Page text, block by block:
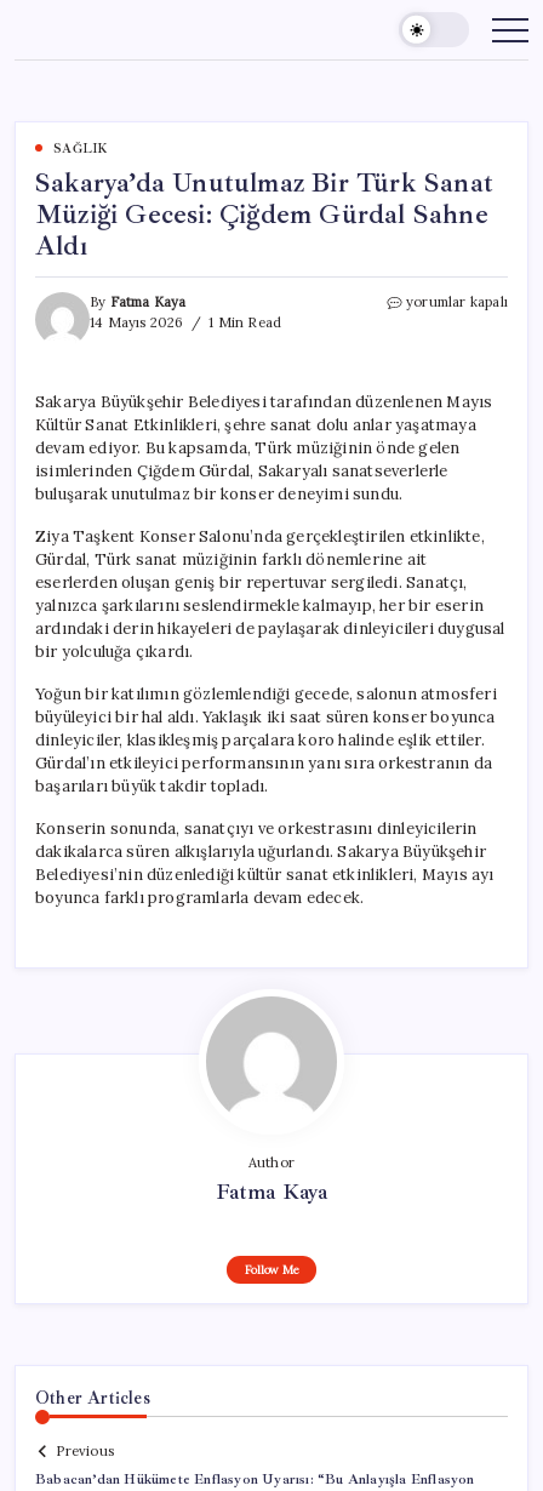
content
SAĞLIK
Sakarya’da Unutulmaz Bir Türk Sanat
Müziği Gecesi: Çiğdem Gürdal Sahne
Aldı
By Fatma Kaya
14 Mayıs 2026
1 Min Read
Sakarya’da
Müziği
Gecesi:
Çiğdem
Gürdal
için
yorumlar kapalı
Sakarya Büyükşehir Belediyesi tarafından düzenlenen Mayıs
Kültür Sanat Etkinlikleri, şehre sanat dolu anlar yaşatmaya
devam ediyor. Bu kapsamda, Türk müziğinin önde gelen
isimlerinden Çiğdem Gürdal, Sakaryalı sanatseverlerle
buluşarak unutulmaz bir konser deneyimi sundu.
Ziya Taşkent Konser Salonu’nda gerçekleştirilen etkinlikte,
Gürdal, Türk sanat müziğinin farklı dönemlerine ait
eserlerden oluşan geniş bir repertuvar sergiledi. Sanatçı,
yalnızca şarkılarını seslendirmekle kalmayıp, her bir eserin
ardındaki derin hikayeleri de paylaşarak dinleyicileri duygusal
bir yolculuğa çıkardı.
Yoğun bir katılımın gözlemlendiği gecede, salonun atmosferi
büyüleyici bir hal aldı. Yaklaşık iki saat süren konser boyunca
dinleyiciler, klasikleşmiş parçalara koro halinde eşlik ettiler.
Gürdal’ın etkileyici performansının yanı sıra orkestranın da
başarıları büyük takdir topladı.
Konserin sonunda, sanatçıyı ve orkestrasını dinleyicilerin
dakikalarca süren alkışlarıyla uğurlandı. Sakarya Büyükşehir
Belediyesi’nin düzenlediği kültür sanat etkinlikleri, Mayıs ayı
boyunca farklı programlarla devam edecek.
Author
Fatma Kaya
Follow Me
Other Articles
Previous
Babacan’dan Hükümete Enflasyon Uyarısı: “Bu Anlayışla Enflasyon